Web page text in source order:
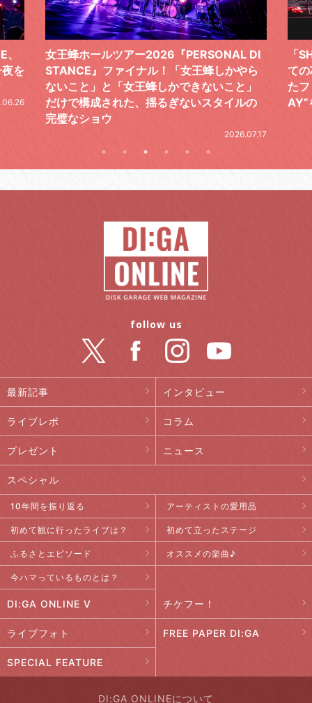
ら
の
「SHISHAMOでした!!!」ロックバンドとし
ての芯を貫き通し、笑顔と感謝で泳ぎ切っ
たファイナルライブ、DAY2“GOODBYE D
AY”をレポート
気
レ
最新記事 インタビュー
ライブレポ コラム
プレゼント ニュース
スペシャル
10年間を振り返る アーティストの愛用品
初めて観に行ったライブは？ 初めて立ったステージ
ふるさとエピソード オススメの楽曲♪
今ハマっているものとは？
DI:GA ONLINE V チケフー！
ライブフォト FREE PAPER DI:GA
SPECIAL FEATURE
follow us
DI:GA ONLINEについて